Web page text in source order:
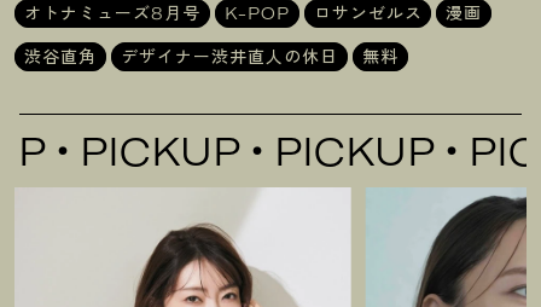
オトナミューズ8月号
K-POP ロサンゼルス
漫画
渋谷直角
デザイナー渋井直人の休日 無料
PICKUP PICKUP